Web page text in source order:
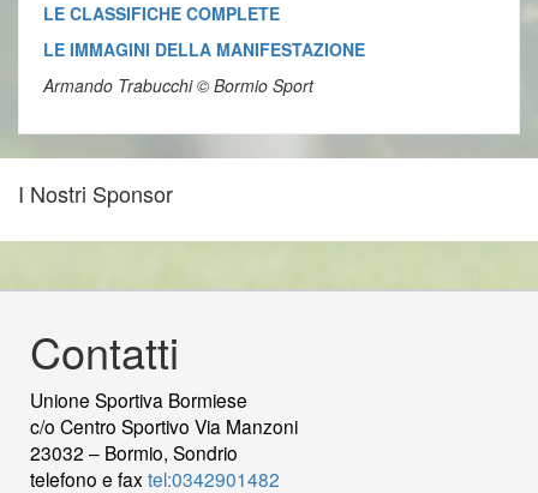
LE CLASSIFICHE COMPLETE
LE IMMAGINI DELLA MANIFESTAZIONE
Armando Trabucchi © Bormio Sport
I Nostri Sponsor
Contatti
Unione Sportiva Bormiese
c/o Centro Sportivo Via Manzoni
23032 – Bormio, Sondrio
telefono e faxtel:0342901482